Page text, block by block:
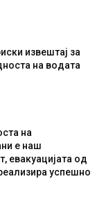
извештај за
на водата
на
е наш
евакуацијата од
успешно